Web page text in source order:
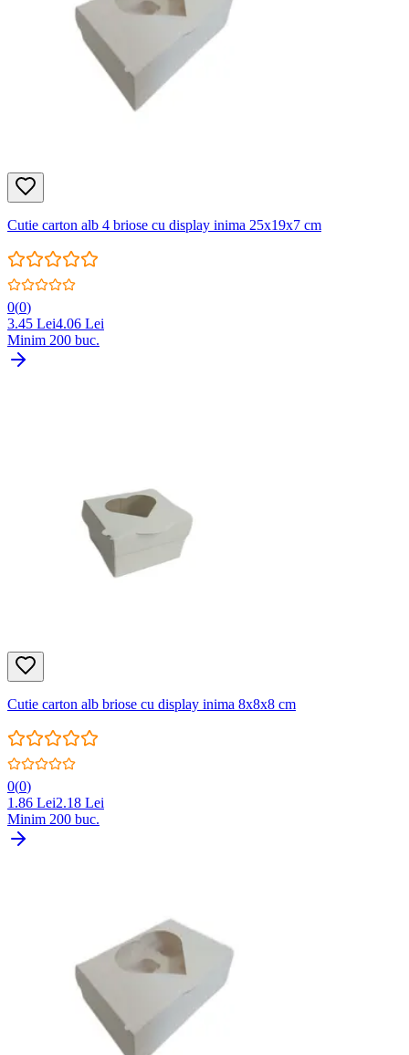
Cutie carton alb 4 briose cu display inima 25x19x7 cm
0(0)
3.45 Lei4.06 Lei
Minim 200 buc.
Cutie carton alb briose cu display inima 8x8x8 cm
0(0)
1.86 Lei2.18 Lei
Minim 200 buc.